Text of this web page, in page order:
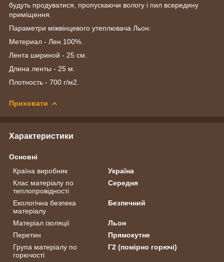
будуть продуватися, пропускаючи вологу і пил всередину
приміщення.
Параметри міжвінцевого утеплювача Льон:
Метериал - Лен 100%.
Лента шириной - 25 см.
Длина ленты - 25 м.
Плотность - 700 г/м2.
Приховати
Характеристики
Основні
Країна виробник
Україна
Клас матеріалу по
теплопровідності
Середня
Екологічна безпека
матеріалу
Безпечний
Матеріал ізоляції
Льон
Перетин
Прямокутне
Група матеріалу по
горючості
Г2 (помірно горючі)